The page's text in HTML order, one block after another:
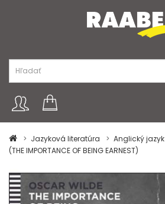
Jazyková literatúra
Anglický jazyk
(THE IMPORTANCE OF BEING EARNEST)